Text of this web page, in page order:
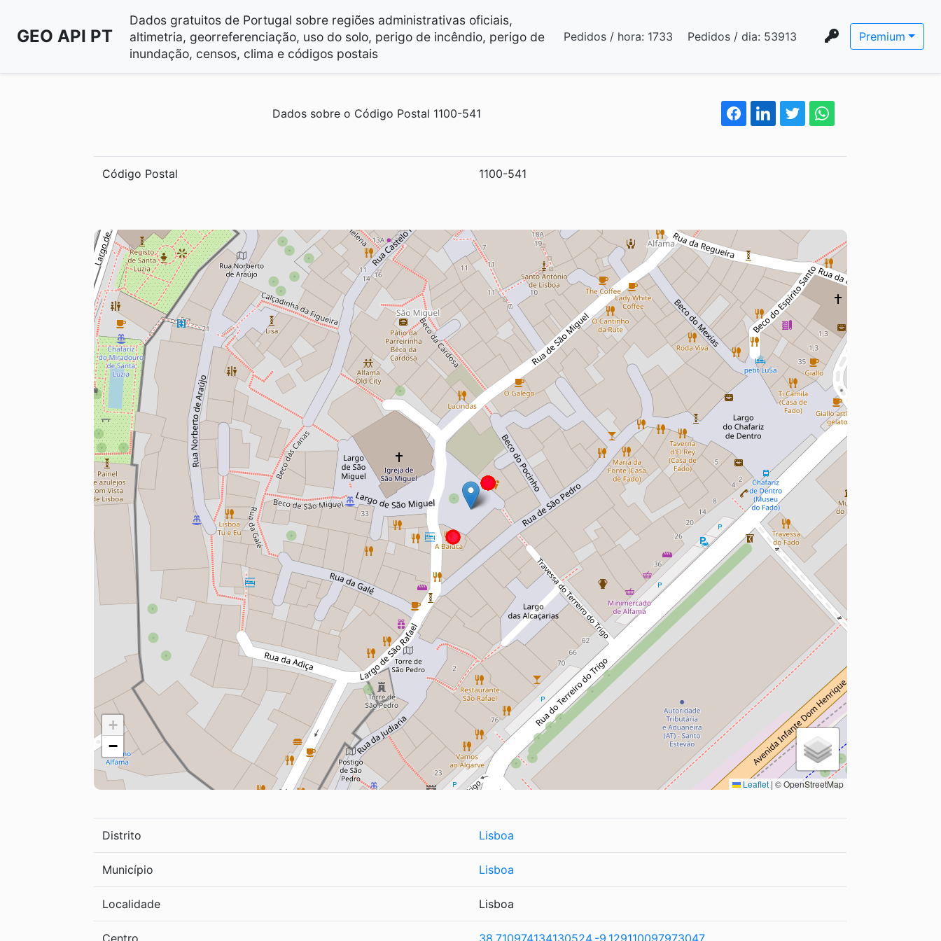
GEO API PT
Dados gratuitos de Portugal sobre regiões administrativas oficiais,
altimetria, georreferenciação, uso do solo, perigo de incêndio, perigo de
inundação, censos, clima e códigos postais
Pedidos / hora: 1733 Pedidos / dia: 53913 Premium
Dados sobre o Código Postal 1100-541
Código Postal 1100-541
+
−
Leaflet | © OpenStreetMap
Distrito Lisboa
Município Lisboa
Localidade Lisboa
Centro 38.710974134130524,-9.129110097973047